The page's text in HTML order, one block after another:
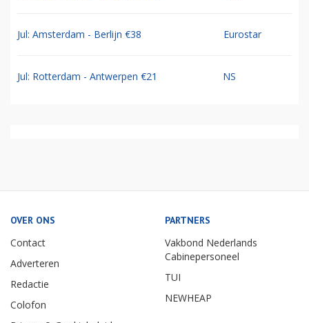
Jul: Amsterdam - Berlijn €38 Eurostar
Jul: Rotterdam - Antwerpen €21 NS
OVER ONS
Contact
Adverteren
Redactie
Colofon
PARTNERS
Vakbond Nederlands
Cabinepersoneel
TUI
NEWHEAP